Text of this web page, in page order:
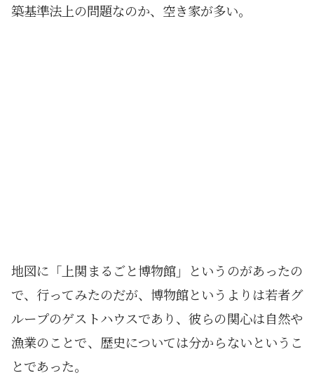
築基準法上の問題なのか、空き家が多い。
地図に「上関まるごと博物館」というのがあったの
で、行ってみたのだが、博物館というよりは若者グ
ループのゲストハウスであり、彼らの関心は自然や
漁業のことで、歴史については分からないというこ
とであった。